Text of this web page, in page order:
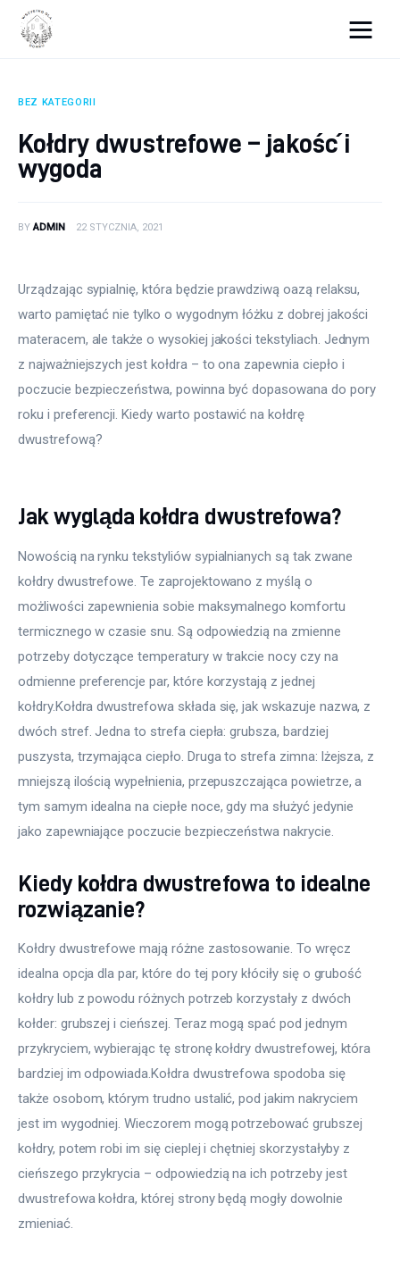
Remont
BEZ KATEGORII
Kołdry dwustrefowe – jakość i
wygoda
BY ADMIN 22 STYCZNIA, 2021
Urządzając sypialnię, która będzie prawdziwą oazą relaksu,
warto pamiętać nie tylko o wygodnym łóżku z dobrej jakości
materacem, ale także o wysokiej jakości tekstyliach. Jednym
z najważniejszych jest kołdra – to ona zapewnia ciepło i
poczucie bezpieczeństwa, powinna być dopasowana do pory
roku i preferencji. Kiedy warto postawić na kołdrę
dwustrefową?
Jak wygląda kołdra dwustrefowa?
Nowością na rynku tekstyliów sypialnianych są tak zwane
kołdry dwustrefowe. Te zaprojektowano z myślą o
możliwości zapewnienia sobie maksymalnego komfortu
termicznego w czasie snu. Są odpowiedzią na zmienne
potrzeby dotyczące temperatury w trakcie nocy czy na
odmienne preferencje par, które korzystają z jednej
kołdry.Kołdra dwustrefowa składa się, jak wskazuje nazwa, z
dwóch stref. Jedna to strefa ciepła: grubsza, bardziej
puszysta, trzymająca ciepło. Druga to strefa zimna: lżejsza, z
mniejszą ilością wypełnienia, przepuszczająca powietrze, a
tym samym idealna na ciepłe noce, gdy ma służyć jedynie
jako zapewniające poczucie bezpieczeństwa nakrycie.
Kiedy kołdra dwustrefowa to idealne
rozwiązanie?
Kołdry dwustrefowe mają różne zastosowanie. To wręcz
idealna opcja dla par, które do tej pory kłóciły się o grubość
kołdry lub z powodu różnych potrzeb korzystały z dwóch
kołder: grubszej i cieńszej. Teraz mogą spać pod jednym
przykryciem, wybierając tę stronę kołdry dwustrefowej, która
bardziej im odpowiada.Kołdra dwustrefowa spodoba się
także osobom, którym trudno ustalić, pod jakim nakryciem
jest im wygodniej. Wieczorem mogą potrzebować grubszej
kołdry, potem robi im się cieplej i chętniej skorzystałyby z
cieńszego przykrycia – odpowiedzią na ich potrzeby jest
dwustrefowa kołdra, której strony będą mogły dowolnie
zmieniać.